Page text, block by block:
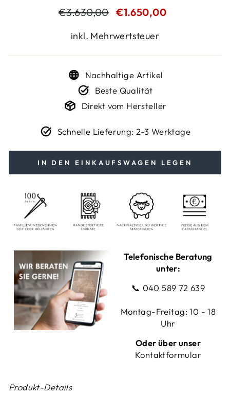
Normaler
€3.630,00 Sonderpreis
€1.650,00
inkl. Mehrwertsteuer
Nachhaltige Artikel
Beste Qualität
Direkt vom Hersteller
Schnelle Lieferung: 2-3 Werktage
IN DEN EINKAUFSWAGEN LEGEN
Telefonische Beratung
unter:
📞 040 589 72 639
Montag-Freitag: 10 - 18
Uhr
Oder über unser
Kontaktformular
Produkt-Details